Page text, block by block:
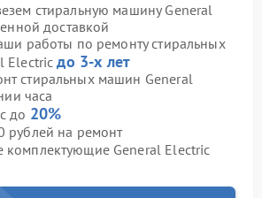
стиральную машину General
доставкой
работы по ремонту стиральных
Electricдо 3-х лет
стиральных машин General
часа
до 20%
рублей на ремонт
комплектующие General Electric